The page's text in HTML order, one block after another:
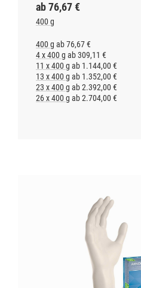
ab 76,67 €
400 g
400 g ab 76,67 €
4 x 400 g ab 309,11 €
11 x 400 g ab 1.144,00 €
13 x 400 g ab 1.352,00 €
23 x 400 g ab 2.392,00 €
26 x 400 g ab 2.704,00 €